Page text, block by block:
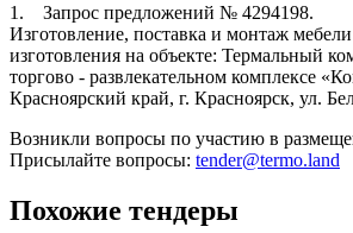
1. Запрос предложений № 4294198.
Изготовление, поставка и монтаж
изготовления на объекте: Термальный
торгово - развлекательном комплексе
Красноярский край, г. Красноярск, ул.
Возникли вопросы по участию в
Присылайте вопросы: tender@termo.land
Похожие тендеры